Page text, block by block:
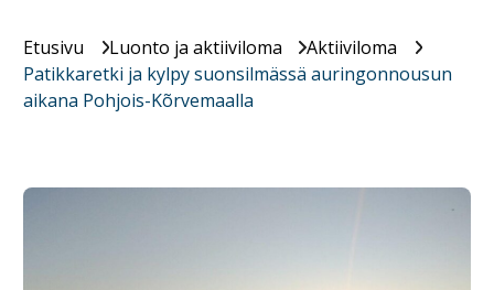
Etusivu Luonto ja aktiiviloma
Aktiiviloma
Patikkaretki ja kylpy suonsilmässä auringonnousun
aikana Pohjois-Kõrvemaalla